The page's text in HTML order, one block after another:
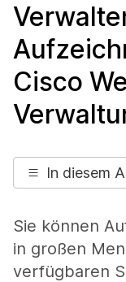
Cisco
In diesem
Sie können
in großen
verfügbaren